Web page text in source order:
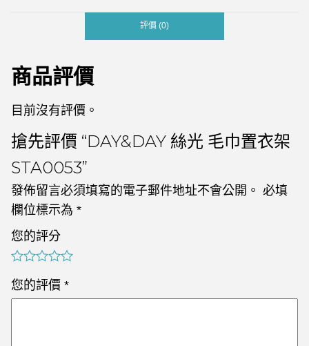
評價 (0)
商品評價
目前沒有評價。
搶先評價 “DAY&DAY 絲光 毛巾置衣架
STA0053”
發佈留言必須填寫的電子郵件地址不會公開。 必填
欄位標示為 *
您的評分
您的評價 *